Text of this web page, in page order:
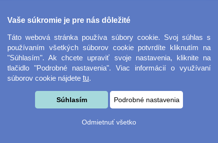
Kovový dávkovač na
Obrus ​​125 x 75 cm
Vaše súkromie je pre nás dôležité
Táto webová stránka používa súbory cookie. Svoj súhlas s
používaním všetkých súborov cookie potvrdíte kliknutím na
"Súhlasím". Ak chcete upraviť svoje nastavenia, kliknite na
tlačidlo "Podrobné nastavenia". Viac informácií o využívaní
súborov cookie nájdete tu.
Súhlasím Podrobné nastavenia
Odmietnuť všetko